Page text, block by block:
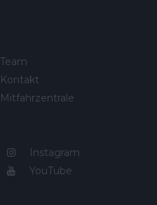
Team
Kontakt
Mitfahrzentrale
Instagram
YouTube